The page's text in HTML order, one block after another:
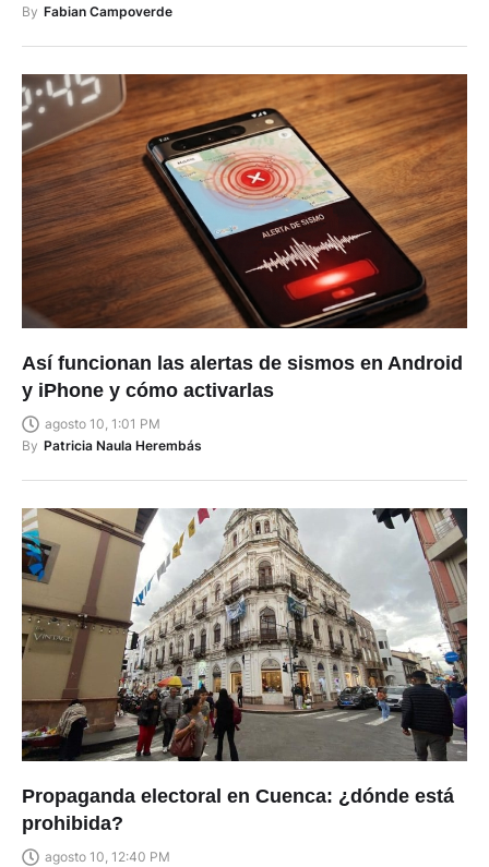
By Fabian Campoverde
Así funcionan las alertas de sismos en Android
y iPhone y cómo activarlas
agosto 10, 1:01 PM
By Patricia Naula Herembás
Propaganda electoral en Cuenca: ¿dónde está
prohibida?
agosto 10, 12:40 PM